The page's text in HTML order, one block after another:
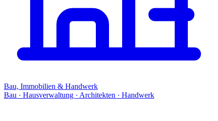
Bau, Immobilien & Handwerk
Bau · Hausverwaltung · Architekten · Handwerk